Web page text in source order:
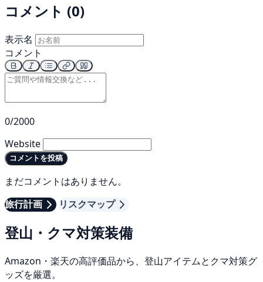
コメント (0)
表示名
コメント
0/2000
Website
コメントを投稿
まだコメントはありません。
旅行計画
リスクマップ
登山・クマ対策装備
Amazon・楽天の高評価品から、登山アイテムとクマ対策グ
ッズを厳選。